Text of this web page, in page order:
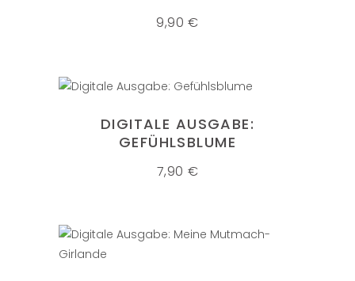
9,90€
DIGITALE AUSGABE:
GEFÜHLSBLUME
7,90 €